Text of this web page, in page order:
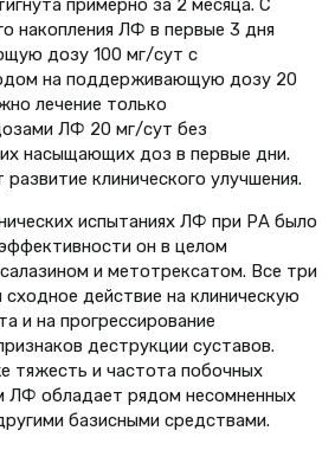
примерно за 2 месяца. С
накопления ЛФ в первые 3 дня
дозу 100 мг/сут с
на поддерживающую дозу 20
лечение только
ЛФ 20 мг/сут без
насыщающих доз в первые дни.
клинического улучшения.
испытаниях ЛФ при РА было
он в целом
и метотрексатом. Все три
сходное действие на клиническую
и на прогрессирование
деструкции суставов.
тяжесть и частота побочных
ЛФ обладает рядом несомненных
базисными средствами.